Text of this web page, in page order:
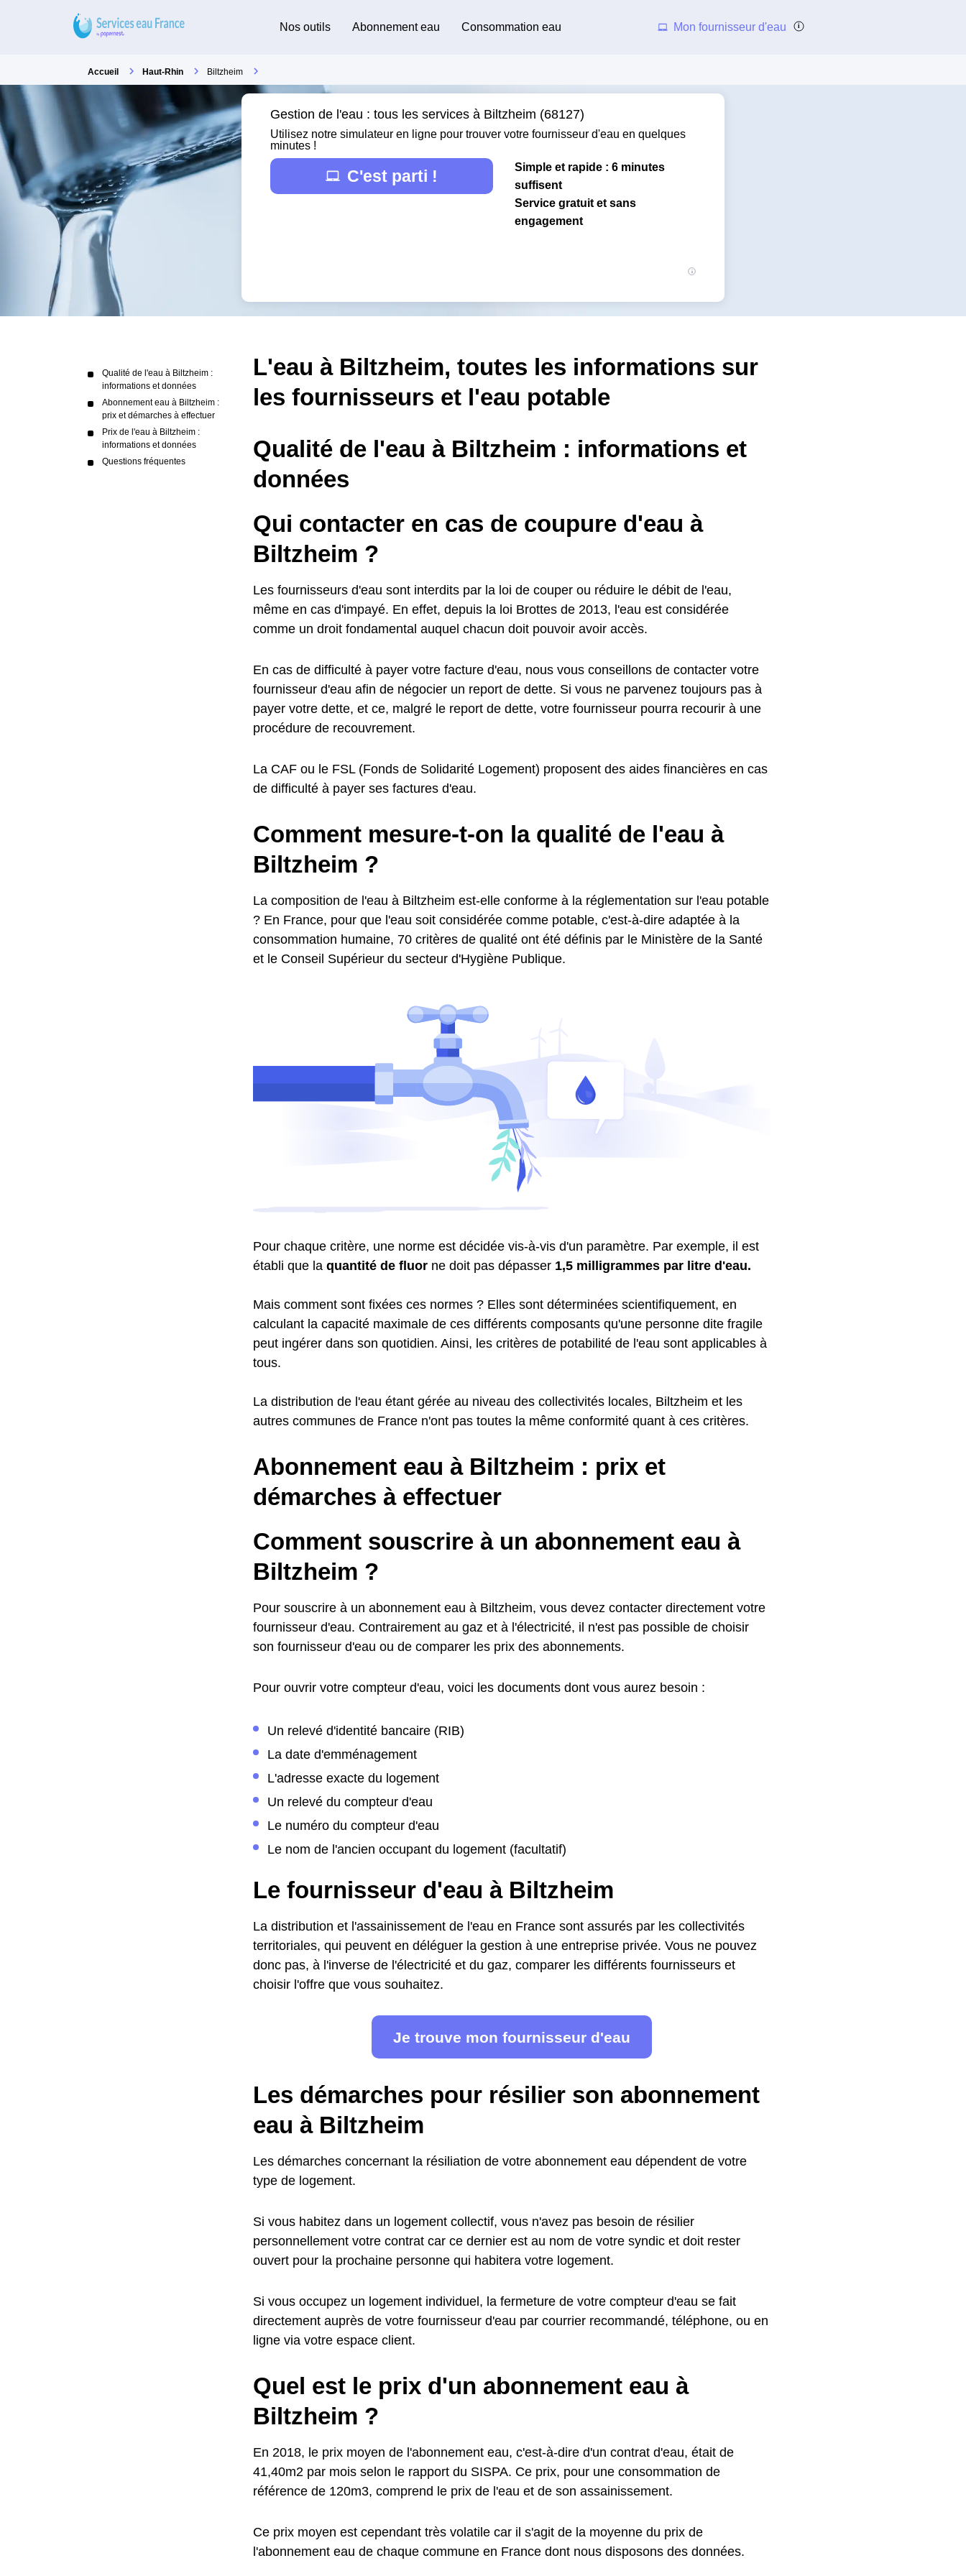
Nos outils Abonnement eau Consommation eau Mon fournisseur d'eau
Accueil Haut-Rhin Biltzheim
Gestion de l'eau : tous les services à Biltzheim (68127)
Utilisez notre simulateur en ligne pour trouver votre fournisseur d'eau en quelques
minutes !
C'est parti !
Simple et rapide : 6 minutes
suffisent
Service gratuit et sans
engagement
Qualité de l'eau à Biltzheim :
informations et données
Abonnement eau à Biltzheim :
prix et démarches à effectuer
Prix de l'eau à Biltzheim :
informations et données
Questions fréquentes
L'eau à Biltzheim, toutes les informations sur
les fournisseurs et l'eau potable
Qualité de l'eau à Biltzheim : informations et
données
Qui contacter en cas de coupure d'eau à
Biltzheim ?
Les fournisseurs d'eau sont interdits par la loi de couper ou réduire le débit de l'eau,
même en cas d'impayé. En effet, depuis la loi Brottes de 2013, l'eau est considérée
comme un droit fondamental auquel chacun doit pouvoir avoir accès.
En cas de difficulté à payer votre facture d'eau, nous vous conseillons de contacter votre
fournisseur d'eau afin de négocier un report de dette. Si vous ne parvenez toujours pas à
payer votre dette, et ce, malgré le report de dette, votre fournisseur pourra recourir à une
procédure de recouvrement.
La CAF ou le FSL (Fonds de Solidarité Logement) proposent des aides financières en cas
de difficulté à payer ses factures d'eau.
Comment mesure-t-on la qualité de l'eau à
Biltzheim ?
La composition de l'eau à Biltzheim est-elle conforme à la réglementation sur l'eau potable
? En France, pour que l'eau soit considérée comme potable, c'est-à-dire adaptée à la
consommation humaine, 70 critères de qualité ont été définis par le Ministère de la Santé
et le Conseil Supérieur du secteur d'Hygiène Publique.
Pour chaque critère, une norme est décidée vis-à-vis d'un paramètre. Par exemple, il est
établi que la quantité de fluor ne doit pas dépasser 1,5 milligrammes par litre d'eau.
Mais comment sont fixées ces normes ? Elles sont déterminées scientifiquement, en
calculant la capacité maximale de ces différents composants qu'une personne dite fragile
peut ingérer dans son quotidien. Ainsi, les critères de potabilité de l'eau sont applicables à
tous.
La distribution de l'eau étant gérée au niveau des collectivités locales, Biltzheim et les
autres communes de France n'ont pas toutes la même conformité quant à ces critères.
Abonnement eau à Biltzheim : prix et
démarches à effectuer
Comment souscrire à un abonnement eau à
Biltzheim ?
Pour souscrire à un abonnement eau à Biltzheim, vous devez contacter directement votre
fournisseur d'eau. Contrairement au gaz et à l'électricité, il n'est pas possible de choisir
son fournisseur d'eau ou de comparer les prix des abonnements.
Pour ouvrir votre compteur d'eau, voici les documents dont vous aurez besoin :
Un relevé d'identité bancaire (RIB)
La date d'emménagement
L'adresse exacte du logement
Un relevé du compteur d'eau
Le numéro du compteur d'eau
Le nom de l'ancien occupant du logement (facultatif)
Le fournisseur d'eau à Biltzheim
La distribution et l'assainissement de l'eau en France sont assurés par les collectivités
territoriales, qui peuvent en déléguer la gestion à une entreprise privée. Vous ne pouvez
donc pas, à l'inverse de l'électricité et du gaz, comparer les différents fournisseurs et
choisir l'offre que vous souhaitez.
Je trouve mon fournisseur d'eau
Les démarches pour résilier son abonnement
eau à Biltzheim
Les démarches concernant la résiliation de votre abonnement eau dépendent de votre
type de logement.
Si vous habitez dans un logement collectif, vous n'avez pas besoin de résilier
personnellement votre contrat car ce dernier est au nom de votre syndic et doit rester
ouvert pour la prochaine personne qui habitera votre logement.
Si vous occupez un logement individuel, la fermeture de votre compteur d'eau se fait
directement auprès de votre fournisseur d'eau par courrier recommandé, téléphone, ou en
ligne via votre espace client.
Quel est le prix d'un abonnement eau à
Biltzheim ?
En 2018, le prix moyen de l'abonnement eau, c'est-à-dire d'un contrat d'eau, était de
41,40m2 par mois selon le rapport du SISPA. Ce prix, pour une consommation de
référence de 120m3, comprend le prix de l'eau et de son assainissement.
Ce prix moyen est cependant très volatile car il s'agit de la moyenne du prix de
l'abonnement eau de chaque commune en France dont nous disposons des données.